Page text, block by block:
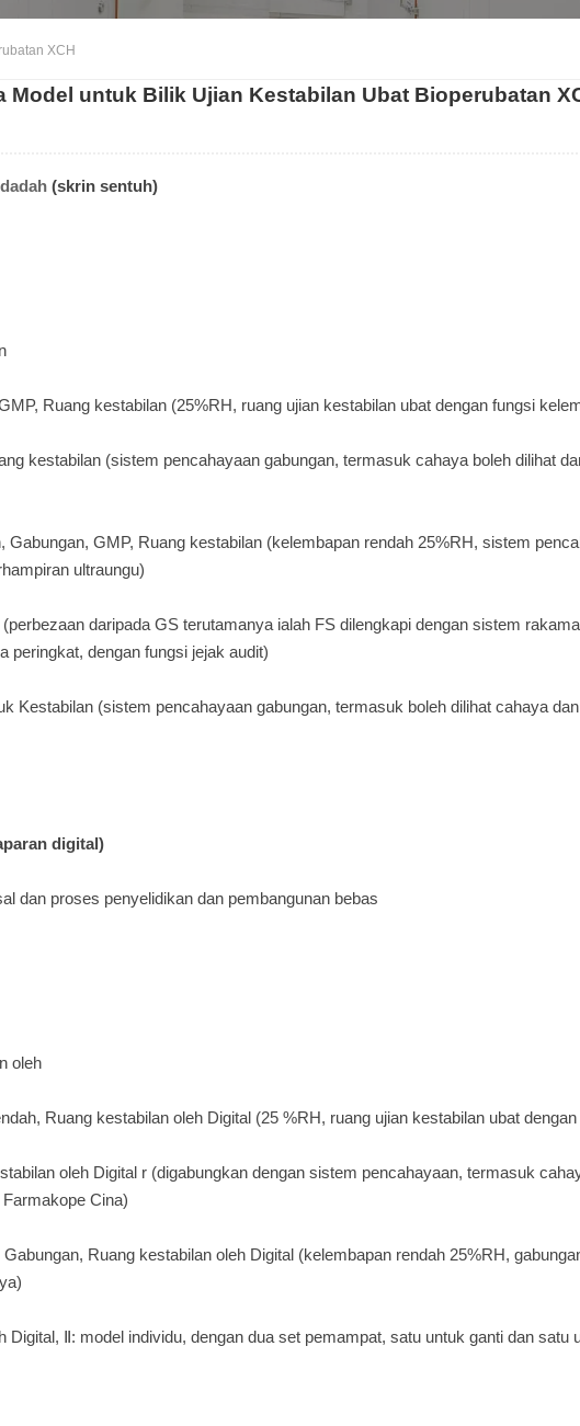
XCH
Model untuk Bilik Ujian Kestabilan Ubat Bioperubatan
(skrin sentuh)
Ruang kestabilan (25%RH, ruang ujian kestabilan ubat dengan fungsi
kestabilan (sistem pencahayaan gabungan, termasuk cahaya boleh dilihat
Gabungan, GMP, Ruang kestabilan (kelembapan rendah 25%RH, sistem
ultraungu)
daripada GS terutamanya ialah FS dilengkapi dengan sistem
peringkat, dengan fungsi jejak audit)
Kestabilan (sistem pencahayaan gabungan, termasuk boleh dilihat cahaya
digital)
dan proses penyelidikan dan pembangunan bebas
oleh
Ruang kestabilan oleh Digital (25 %RH, ruang ujian kestabilan ubat
oleh Digital r (digabungkan dengan sistem pencahayaan, termasuk
Cina)
Ruang kestabilan oleh Digital (kelembapan rendah 25%RH,
Digital, Ⅱ: model individu, dengan dua set pemampat, satu untuk ganti dan satu